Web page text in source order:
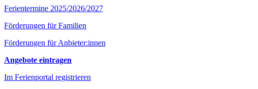
Ferientermine 2025/2026/2027
Förderungen für Familien
Förderungen für Anbieter:innen
Angebote eintragen
Im Ferienportal registrieren